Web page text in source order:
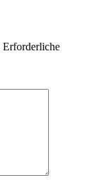
Erforderliche